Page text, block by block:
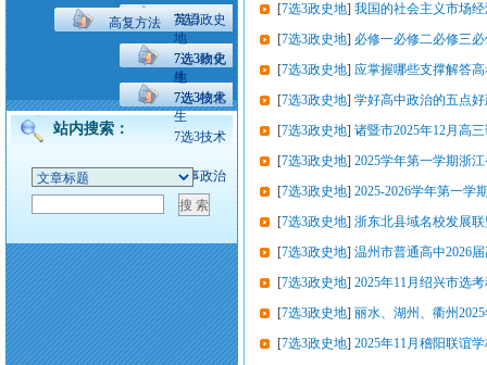
7选3政史
地
7选3物化
生
7选3技术
英语
7选3政史
地
7选3物化
生
7选3技术
时事政治
高复方法
站内搜索：
[7选3政史地] 我国的社会主义市场
[7选3政史地] 必修一必修二必修三
[7选3政史地] 应掌握哪些支撑解答
[7选3政史地] 学好高中政治的五点
[7选3政史地] 诸暨市2025年12月高
[7选3政史地] 2025学年第一学期浙
[7选3政史地] 2025-2026学年第一学
[7选3政史地] 浙东北县域名校发展
[7选3政史地] 温州市普通高中2026
[7选3政史地] 2025年11月绍兴市选
[7选3政史地] 丽水、湖州、衢州
[7选3政史地] 2025年11月稽阳联谊